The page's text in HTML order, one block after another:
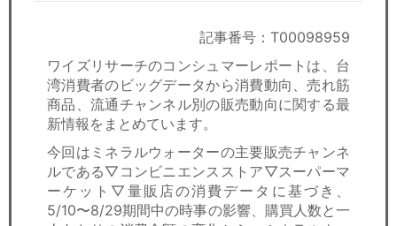
飲食店情報
記事番号：T00098959
ワイズリサーチのコンシュマーレポートは、台
湾消費者のビッグデータから消費動向、売れ筋
商品、流通チャンネル別の販売動向に関する最
新情報をまとめています。
今回はミネラルウォーターの主要販売チャンネ
ルである▽コンビニエンスストア▽スーパーマ
ーケット▽量販店の消費データに基づき、
5/10〜8/29期間中の時事の影響、購買人数と一